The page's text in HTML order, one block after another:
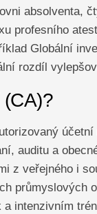
absolventa,
profesního
Globální
rozdíl
auditu a
z veřejného i
průmyslových
intenzivním